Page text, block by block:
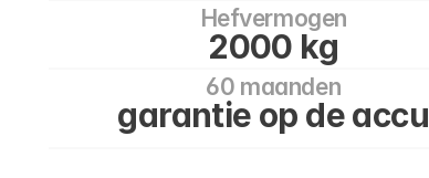
Hefvermogen
2000 kg
60 maanden
garantie op de accu